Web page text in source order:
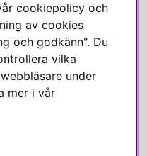
finns här för att hjälpa dig
cookiepolicy och
av cookies
och godkänn". Du
vilka
under
mer i vår